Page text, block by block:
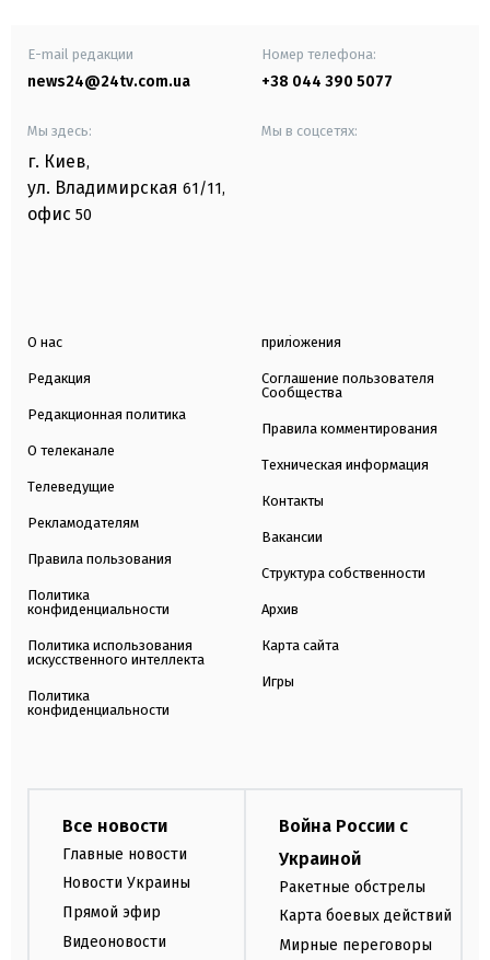
E-mail редакции
news24@24tv.com.ua
Номер телефона:
+38 044 390 5077
Мы здесь:
г. Киев,
ул. Владимирская 61/11,
офис 50
Мы в соцсетях:
О нас
Редакция
Редакционная политика
О телеканале
Телеведущие
Рекламодателям
Правила пользования
Политика
конфиденциальности
Политика использования
искусственного интеллекта
Политика
конфиденциальности
приложения
Соглашение пользователя
Сообщества
Правила комментирования
Техническая информация
Контакты
Вакансии
Структура собственности
Архив
Карта сайта
Игры
Все новости
Главные новости
Новости Украины
Прямой эфир
Видеоновости
Война России с
Украиной
Ракетные обстрелы
Карта боевых действий
Мирные переговоры